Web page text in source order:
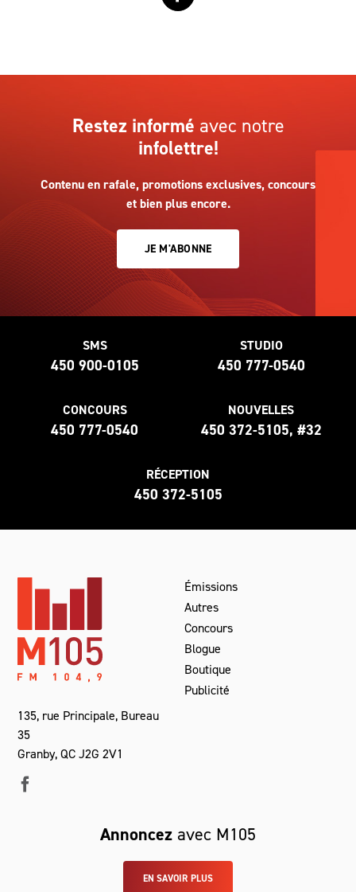
Restez informé avec notre
infolettre!
Contenu en rafale, promotions exclusives, concours
et bien plus encore.
JE M'ABONNE
SMS
450 900-0105
STUDIO
450 777-0540
CONCOURS
450 777-0540
NOUVELLES
450 372-5105, #32
RÉCEPTION
450 372-5105
135, rue Principale, Bureau
35
Granby, QC J2G 2V1
Émissions
Autres
Concours
Blogue
Boutique
Publicité
Annoncez avec M105
EN SAVOIR PLUS